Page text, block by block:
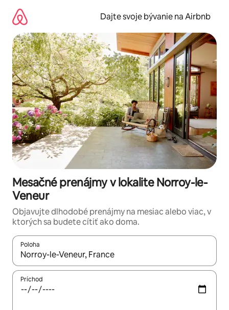
obsah.
Dajte svoje bývanie na Airbnb
Mesačné prenájmy v lokalite Norroy-le-
Veneur
Objavujte dlhodobé prenájmy na mesiac alebo viac, v
ktorých sa budete cítiť ako doma.
Poloha
Keď budú výsledky k dispozícii, môžete si ich prechádzať
Príchod